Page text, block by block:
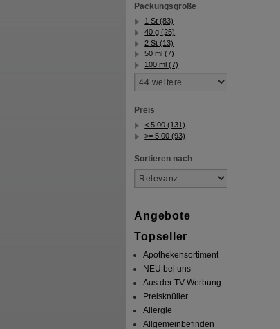
Packungsgröße
1 St (83)
40 g (25)
2 St (13)
50 ml (7)
100 ml (7)
Preis
< 5.00 (131)
>= 5.00 (93)
Sortieren nach
Angebote
Topseller
Apothekensortiment
NEU bei uns
Aus der TV-Werbung
Preisknüller
Allergie
Allgemeinbefinden